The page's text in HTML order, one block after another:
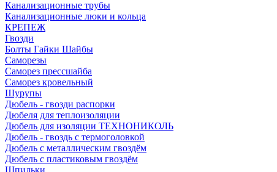
Канализационные трубы
Канализационные люки и кольца
КРЕПЕЖ
Гвозди
Болты Гайки Шайбы
Саморезы
Саморез прессшайба
Саморез кровельный
Шурупы
Дюбель - гвозди распорки
Дюбеля для теплоизоляции
Дюбель для изоляции ТЕХНОНИКОЛЬ
Дюбель - гвоздь с термоголовкой
Дюбель с металлическим гвоздём
Дюбель с пластиковым гвоздём
Шпильки